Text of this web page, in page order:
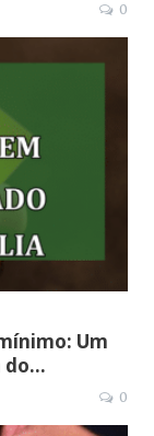
0
Um
do…
0